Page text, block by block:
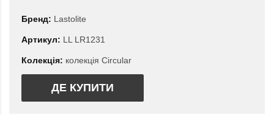
Бренд: Lastolite
Артикул: LL LR1231
Колекція: колекція Circular
ДЕ КУПИТИ